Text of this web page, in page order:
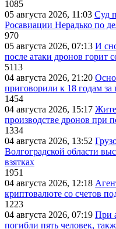
1085
05 августа 2026, 11:03 Суд
Росавиации Нерадько по
970
05 августа 2026, 07:13 И
после атаки дронов горит
5113
04 августа 2026, 21:20
приговорили к 18 годам
1454
04 августа 2026, 15:17
производстве дронов при
1334
04 августа 2026, 13:52
Волгоградской области
взятках
1951
04 августа 2026, 12:18
криптовалюте со счетов
1223
04 августа 2026, 07:19 При
погибли пять человек,